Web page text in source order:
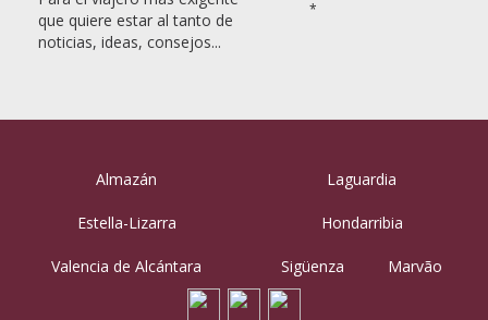
que quiere estar al tanto de
noticias, ideas, consejos...
*
Almazán
Estella-Lizarra
Valencia de Alcántara
Laguardia
Hondarribia
Sigüenza Marvão